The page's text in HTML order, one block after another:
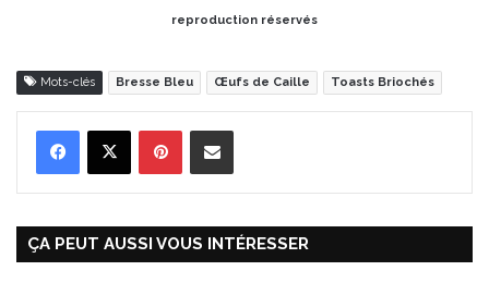
reproduction réservés
Mots-clés Bresse Bleu Œufs de Caille Toasts Briochés
ÇA PEUT AUSSI VOUS INTÉRESSER